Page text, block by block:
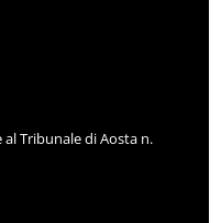
Tribunale di Aosta n.